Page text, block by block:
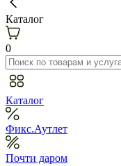
Каталог
0
Каталог
Фикс.Аутлет
Почти даром